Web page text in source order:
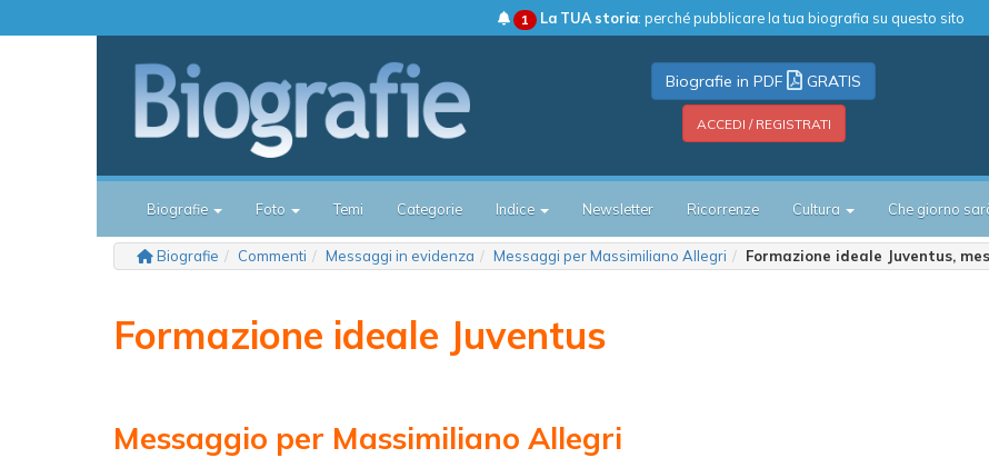
1 La TUA storia: perché pubblicare la tua biografia su questo sito
Biografie in PDF GRATIS
ACCEDI / REGISTRATI
Biografie Foto Temi Categorie Indice Newsletter Ricorrenze Cultura Che giorno
Biografie Commenti Messaggi in evidenza Messaggi per Massimiliano Allegri Formazione ideale Juventus,
Formazione ideale Juventus
Messaggio per Massimiliano Allegri